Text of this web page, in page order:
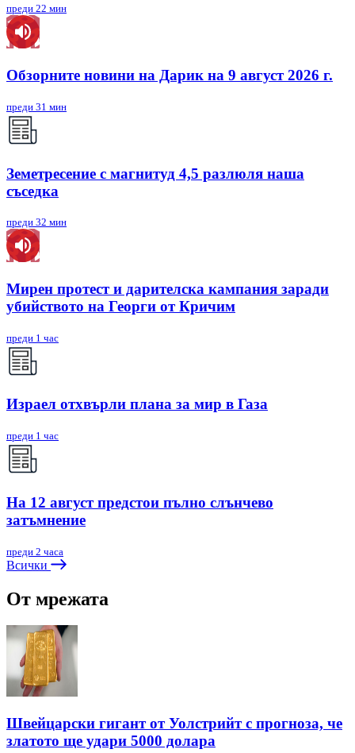
преди 22 мин
Обзорните новини на Дарик на 9 август 2026 г.
преди 31 мин
Земетресение с магнитуд 4,5 разлюля наша
съседка
преди 32 мин
Мирен протест и дарителска кампания заради
убийството на Георги от Кричим
преди 1 час
Израел отхвърли плана за мир в Газа
преди 1 час
На 12 август предстои пълно слънчево
затъмнение
преди 2 часа
Всички
От мрежата
Швейцарски гигант от Уолстрийт с прогноза, че
златото ще удари 5000 долара